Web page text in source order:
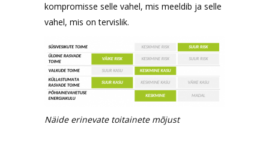
kompromisse selle vahel, mis meeldib ja selle
vahel, mis on tervislik.
Näide erinevate toitainete mõjust